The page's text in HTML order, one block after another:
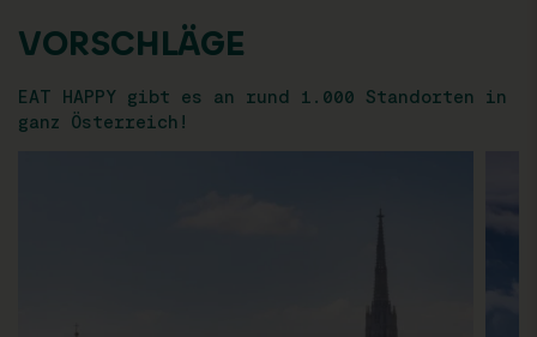
VORSCHLÄGE
EAT HAPPY gibt es an rund 1.000 Standorten in
ganz Österreich!